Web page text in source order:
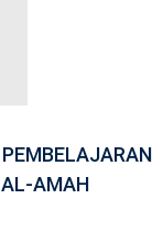
AL-AMAH